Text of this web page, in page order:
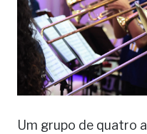
Um grupo de quatro